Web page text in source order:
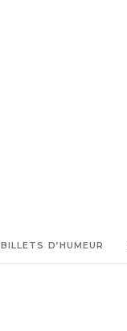
BILLETS D’HUMEUR